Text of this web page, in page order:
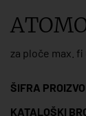
za ploče max. fi
ŠIFRA
KATALOŠKI